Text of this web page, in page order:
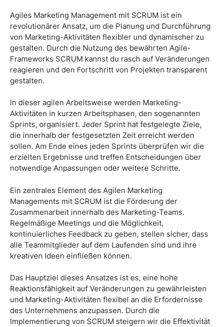
Agiles Marketing Management mit SCRUM ist ein
revolutionärer Ansatz, um die Planung und Durchführung
von Marketing-Aktivitäten flexibler und dynamischer zu
gestalten. Durch die Nutzung des bewährten Agile-
Frameworks SCRUM kannst du rasch auf Veränderungen
reagieren und den Fortschritt von Projekten transparent
gestalten.
In dieser agilen Arbeitsweise werden Marketing-
Aktivitäten in kurzen Arbeitsphasen, den sogenannten
Sprints, organisiert. Jeder Sprint hat festgelegte Ziele,
die innerhalb der festgesetzten Zeit erreicht werden
sollen. Am Ende eines jeden Sprints überprüfen wir die
erzielten Ergebnisse und treffen Entscheidungen über
notwendige Anpassungen oder weitere Schritte.
Ein zentrales Element des Agilen Marketing
Managements mit SCRUM ist die Förderung der
Zusammenarbeit innerhalb des Marketing-Teams.
Regelmäßige Meetings und die Möglichkeit,
kontinuierliches Feedback zu geben, stellen sicher, dass
alle Teammitglieder auf dem Laufenden sind und ihre
kreativen Ideen einfließen können.
Das Hauptziel dieses Ansatzes ist es, eine hohe
Reaktionsfähigkeit auf Veränderungen zu gewährleisten
und Marketing-Aktivitäten flexibel an die Erfordernisse
des Unternehmens anzupassen. Durch die
Implementierung von SCRUM steigern wir die Effektivität